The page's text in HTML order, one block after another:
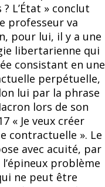
L’État » conclut
professeur va
pour lui, il y a une
libertarienne qui
consistant en une
perpétuelle,
lui par la phrase
lors de son
« Je veux créer
contractuelle ». Le
avec acuité, par
problème
ne peut être